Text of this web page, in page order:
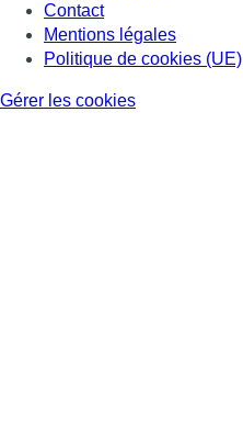
Contact
Mentions légales
Politique de cookies (UE)
Gérer les cookies